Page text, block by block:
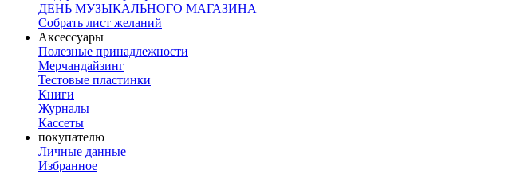
ДЕНЬ МУЗЫКАЛЬНОГО МАГАЗИНА
Собрать лист желаний
Аксессуары
Полезные принадлежности
Мерчандайзинг
Тестовые пластинки
Книги
Журналы
Кассеты
покупателю
Личные данные
Избранное